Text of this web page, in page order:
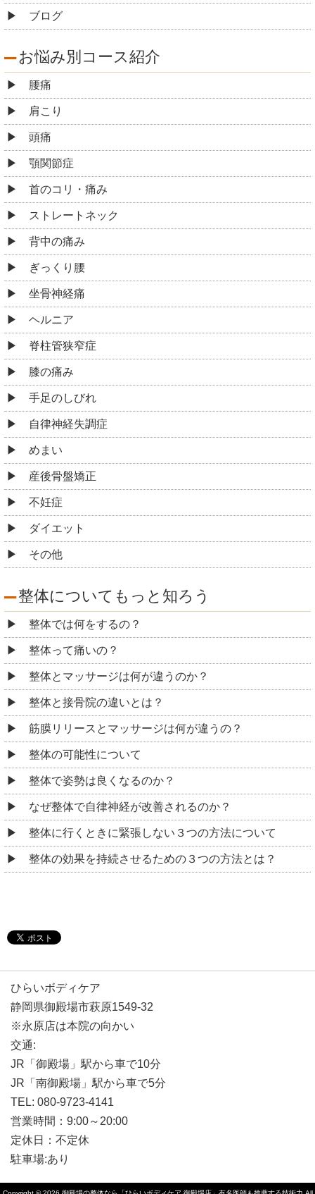
ブログ
お悩み別コース紹介
腰痛
肩こり
頭痛
顎関節症
首のコリ・痛み
ストレートネック
背中の痛み
ぎっくり腰
坐骨神経痛
ヘルニア
脊柱管狭窄症
膝の痛み
手足のしびれ
自律神経失調症
めまい
産後骨盤矯正
不妊症
ダイエット
その他
整体についてもっと知ろう
整体では何をするの？
整体って痛いの？
整体とマッサージは何が違うのか？
整体と接骨院の違いとは？
筋膜リリースとマッサージは何が違うの？
整体の可能性について
整体で姿勢は良くなるのか？
なぜ整体で自律神経が改善されるのか？
整体に行くときに緊張しない３つの方法について
整体の効果を持続させるための３つの方法とは？
ひらいボディケア
静岡県御殿場市萩原1549-32
※永原店は本院の向かい
交通:
JR「御殿場」駅から車で10分
JR「南御殿場」駅から車で5分
TEL: 080-9723-4141
営業時間：9:00～20:00
定休日：不定休
駐車場:あり